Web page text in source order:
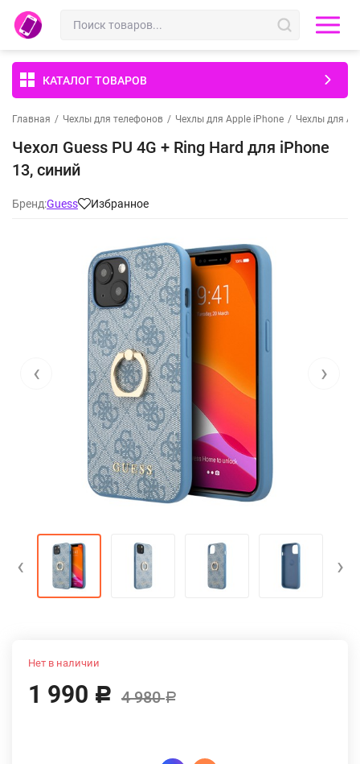
КАТАЛОГ ТОВАРОВ
Главная / Чехлы для телефонов / Чехлы для Apple iPhone / Чехлы для
Чехол Guess PU 4G + Ring Hard для iPhone
13, синий
Бренд:Guess Избранное
‹ ›
‹ ›
Нет в наличии
1 990 Р 4 980Р